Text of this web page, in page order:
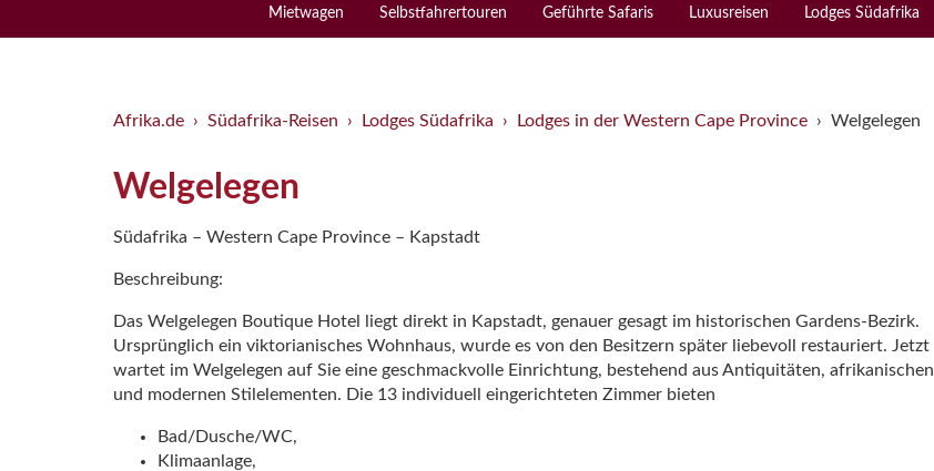
Mietwagen Selbstfahrertouren Geführte Safaris Luxusreisen Lodges Südafrika
Afrika.de Südafrika-Reisen Lodges Südafrika Lodges in der Western Cape Province Welgelegen
Welgelegen
Südafrika – Western Cape Province – Kapstadt
Beschreibung:
Das Welgelegen Boutique Hotel liegt direkt in Kapstadt, genauer gesagt im historischen Gardens-Bezirk.
Ursprünglich ein viktorianisches Wohnhaus, wurde es von den Besitzern später liebevoll restauriert. Jetzt
wartet im Welgelegen auf Sie eine geschmackvolle Einrichtung, bestehend aus Antiquitäten, afrikanischen
und modernen Stilelementen. Die 13 individuell eingerichteten Zimmer bieten
Bad/Dusche/WC,
Klimaanlage,